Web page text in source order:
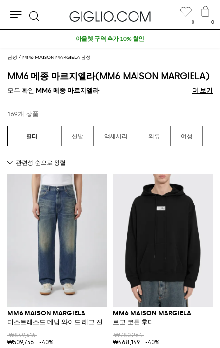
남성 MM6 MAISON MARGIELA 남성
MM6 메종 마르지엘라(MM6 MAISON MARGIELA)
모두 확인 MM6 메종 마르지엘라 더 보기
더 보기
169개 상품
신발 액세서리 의류 여성
MM6 MAISON MARGIELA
디스트레스드 데님 와이드 레그 진
₩849,616
₩509,756
-40%
MM6 MAISON MARGIELA
로고 코튼 후디
₩780,264
₩468,149
-40%
0 0
검
아울렛 구역 추가 10% 할인